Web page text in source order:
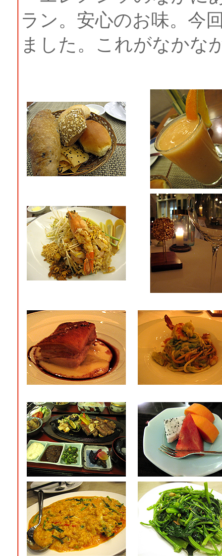
ラン。安心のお味。今
ました。これがなかな